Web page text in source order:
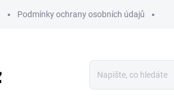
Podmínky ochrany osobních údajů